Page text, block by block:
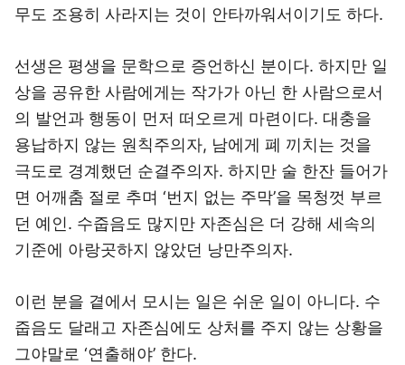
무도 조용히 사라지는 것이 안타까워서이기도 하다.
선생은 평생을 문학으로 증언하신 분이다. 하지만 일
상을 공유한 사람에게는 작가가 아닌 한 사람으로서
의 발언과 행동이 먼저 떠오르게 마련이다. 대충을
용납하지 않는 원칙주의자, 남에게 폐 끼치는 것을
극도로 경계했던 순결주의자. 하지만 술 한잔 들어가
면 어깨춤 절로 추며 ‘번지 없는 주막’을 목청껏 부르
던 예인. 수줍음도 많지만 자존심은 더 강해 세속의
기준에 아랑곳하지 않았던 낭만주의자.
이런 분을 곁에서 모시는 일은 쉬운 일이 아니다. 수
줍음도 달래고 자존심에도 상처를 주지 않는 상황을
그야말로 ‘연출해야’ 한다.